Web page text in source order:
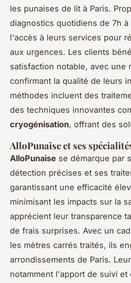
les punaises de lit à Paris.
diagnostics quotidiens de 7h
l'accès à leurs services pour
aux urgences. Les clients
satisfaction notable, avec une
confirmant la qualité de leurs
méthodes incluent des
des techniques innovantes
cryogénisation, offrant des
AlloPunaise et ses
AlloPunaise se démarque par
détection précises et ses
garantissant une efficacité
minimisant les impacts sur la
apprécient leur transparence
de frais surprises. Avec un
les mètres carrés traités, ils
arrondissements de Paris.
notamment l'apport de suivi et